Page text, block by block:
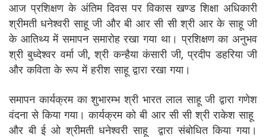
आज प्रशिक्षण के अंतिम दिवस पर विकास खण्ड शिक्षा अधिकारी
श्रीमती धनेश्वरी साहू जी और बी आर सी सी श्री आर के साहू जी
के आतिथ्य में समापन समारोह रखा गया था। प्रशिक्षण का अनुभव
श्री बुध्देश्वर वर्मा जी, श्री कन्हैया कंसारी जी, प्रदीप डहरिया जी
और कविता के रूप में हरीश साहू द्वारा रखा गया।
समापन कार्यक्रम का शुभारम्भ श्री भारत लाल साहू जी द्वारा गणेश
वंदना से किया गया। कार्यक्रम को बी आर सी सी श्री राकेश साहू
और बी ई ओ श्रीमती धनेश्वरी साहू द्वारा संबोधित किया गया।